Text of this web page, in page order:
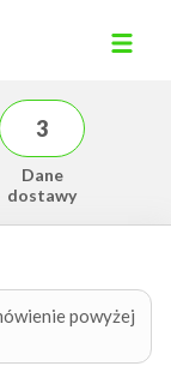
Dane
dostawy
powyżej